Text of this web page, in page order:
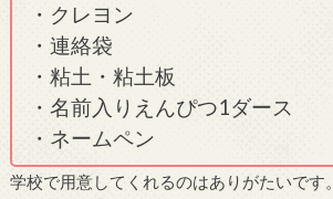
・クレヨン
・連絡袋
・粘土・粘土板
・名前入りえんぴつ1ダース
・ネームペン
学校で用意してくれるのはありがたいです。